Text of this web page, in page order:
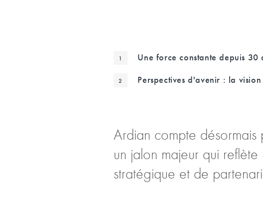
Une force constante depuis 30
Perspectives d'avenir : la
Ardian compte désormais
un jalon majeur qui
stratégique et de